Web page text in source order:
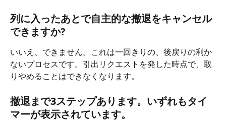
列に入ったあとで自主的な撤退をキャンセル
できますか?
いいえ、できません。これは一回きりの、後戻りの利か
ないプロセスです。引出リクエストを発した時点で、取
りやめることはできなくなります。
撤退まで3ステップあります。いずれもタイ
マーが表示されています。